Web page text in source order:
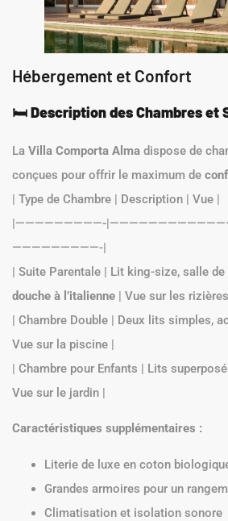
Hébergement et Confort
🛏️Description des Chambres et
La Villa Comporta Alma dispose de
conçues pour offrir le maximum de
| Type de Chambre | Description | Vue |
|—————————-
—————————-|
| Suite Parentale | Lit king-size, salle de
douche à l’italienne | Vue sur les
| Chambre Double | Deux lits simples,
Vue sur la piscine |
| Chambre pour Enfants | Lits
Vue sur le jardin |
Caractéristiques supplémentaires :
Literie de luxe en coton
Grandes armoires pour un
Climatisation et isolation sonore